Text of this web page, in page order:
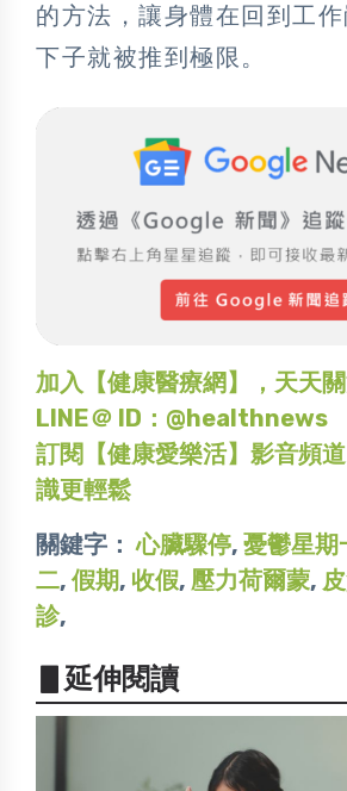
的方法，讓身體在回到工
下子就被推到極限。
加入【健康醫療網】，天天關
LINE＠ ID：@healthnews
訂閱【健康愛樂活】影音頻
識更輕鬆
關鍵字：心臟驟停, 憂鬱星期
二, 假期, 收假, 壓力荷爾蒙,
診,
▋延伸閱讀